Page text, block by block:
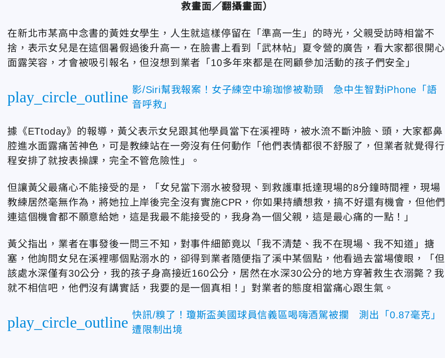
救畫面／翻攝畫面）
在新北市某高中念書的黃姓女學生，人生就這樣停留在「準高一生」的時光，父親受訪時相當不
捨，表示女兒是在這個暑假過後升高一，在臉書上看到「武林帖」夏令營的廣告，看大家都很開心
面露笑容，才會被吸引報名，但沒想到業者「10多年來都是在罔顧參加活動的孩子們安全」
play_circle_outline 影/Siri幫我報案！女子練空中瑜珈慘被勒頸 急中生智對iPhone「語
音呼救」
據《ETtoday》的報導，黃父表示女兒跟其他學員當下在溪裡時，被水流不斷沖臉、頭，大家都鼻
腔進水面露痛苦神色，可是教練站在一旁沒有任何動作「他們表情都很不舒服了，但業者就覺得行
程安排了就按表操課，完全不管危險性」。
但讓黃父最痛心不能接受的是，「女兒當下溺水被發現、到救護車抵達現場的8分鐘時間裡，現場
教練居然毫無作為，將她拉上岸後完全沒有實施CPR，你如果持續想救，搞不好還有機會，但他們
連這個機會都不願意給她，這是我最不能接受的，我身為一個父親，這是最心痛的一點！」
黃父指出，業者在事發後一問三不知，對事件細節竟以「我不清楚、我不在現場、我不知道」搪
塞，他詢問女兒在溪裡哪個點溺水的，卻得到業者隨便指了溪中某個點，他看過去當場傻眼，「但
該處水深僅有30公分，我的孩子身高接近160公分，居然在水深30公分的地方穿著救生衣溺斃？我
就不相信吧，他們沒有講實話，我要的是一個真相！」對業者的態度相當痛心跟生氣。
play_circle_outline 快訊/糗了！瓊斯盃美國球員信義區喝嗨酒駕被攔 測出「0.87毫克」
遭限制出境